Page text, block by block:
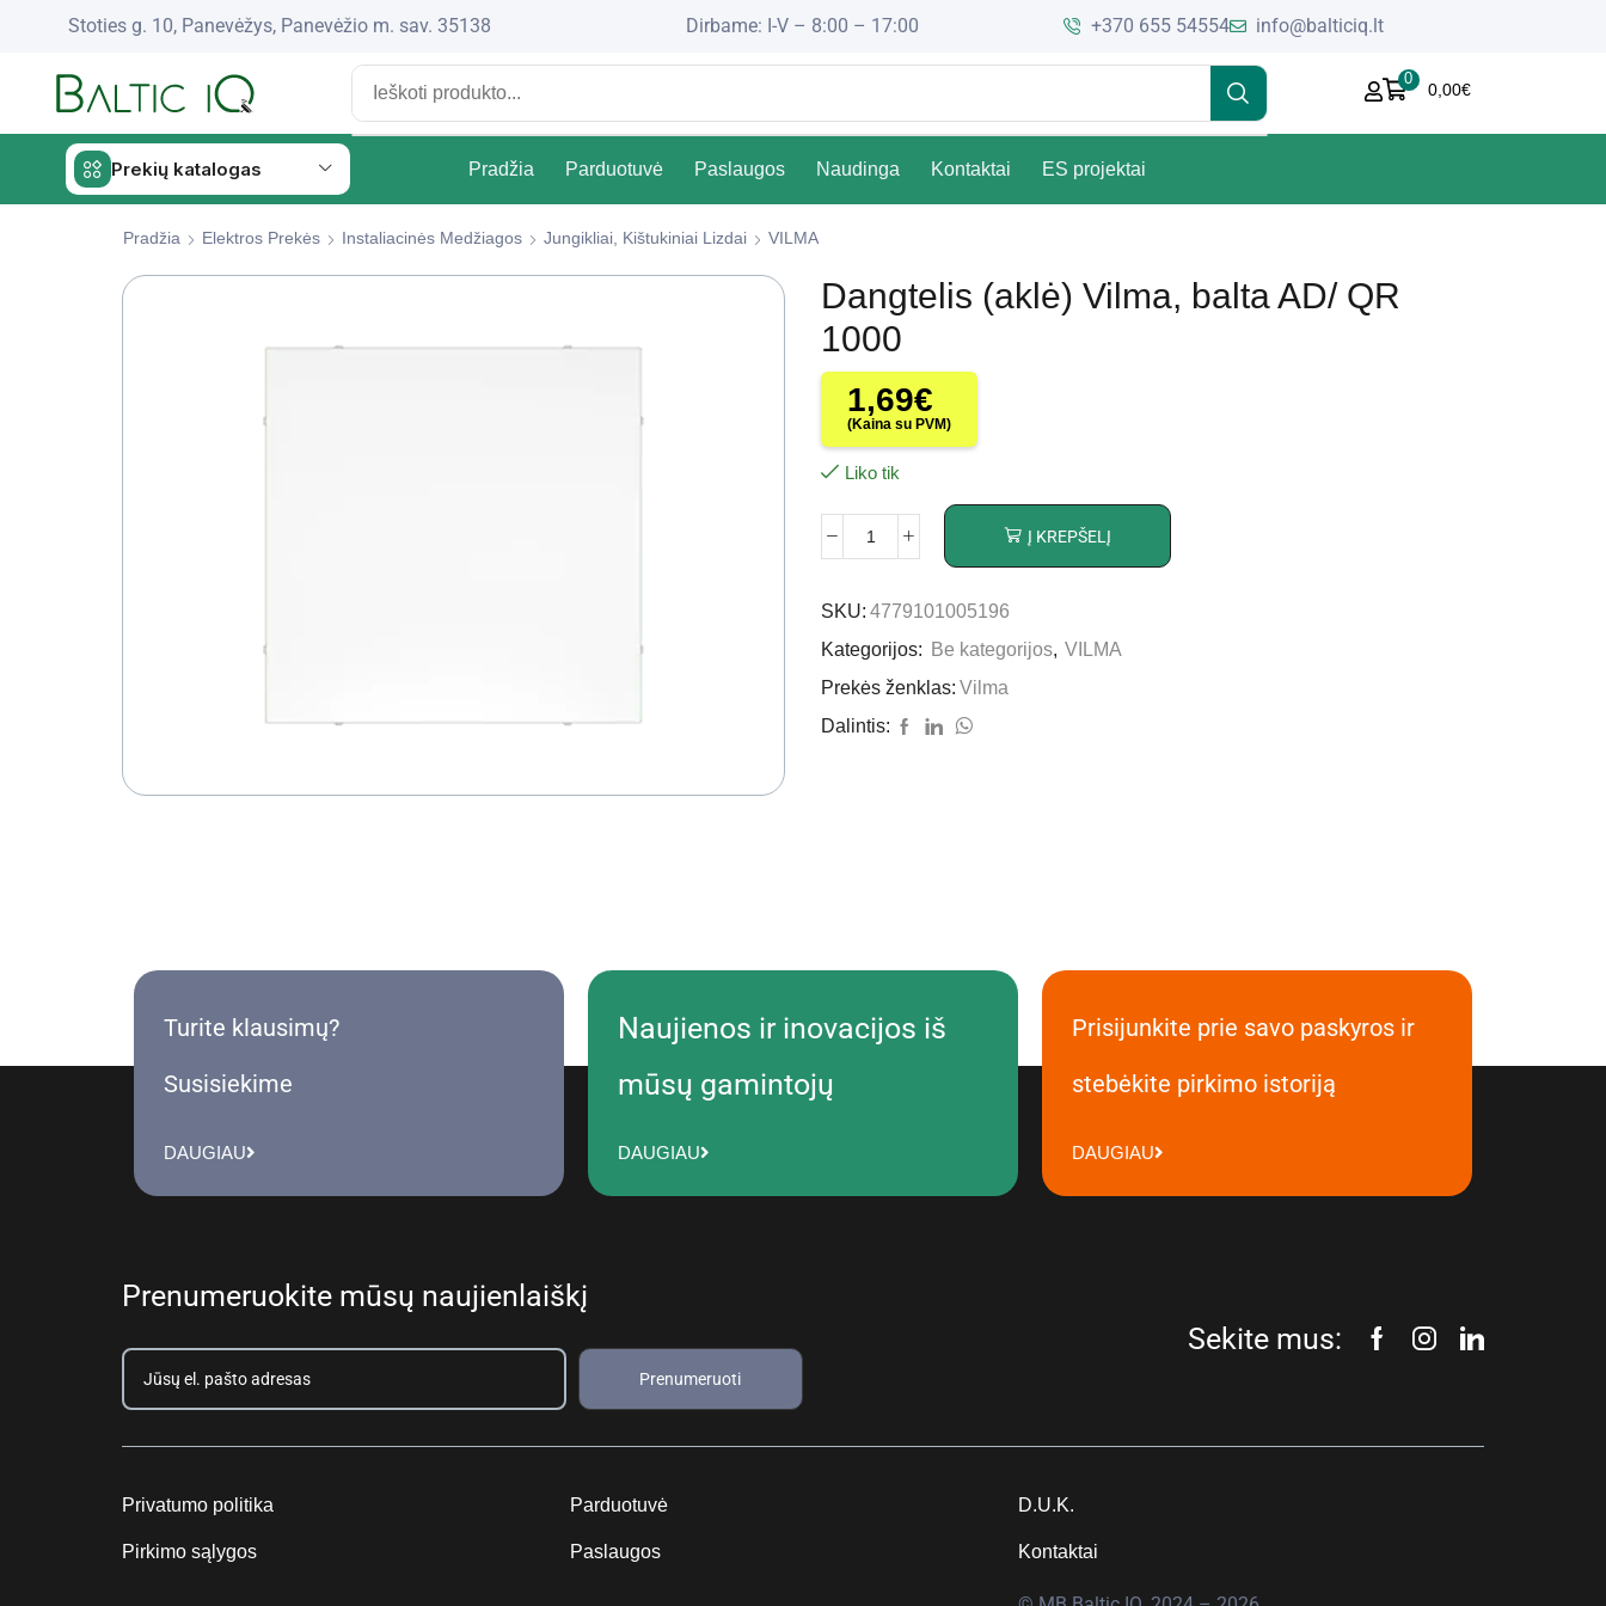
Stoties g. 10, Panevėžys, Panevėžio m. sav. 35138 Dirbame: I-V – 8:00 – 17:00 +370 655 54554 info@balticiq.lt
0
0,00€
Prekių katalogas Pradžia Parduotuvė Paslaugos Naudinga Kontaktai ES projektai
Pradžia Elektros Prekės Instaliacinės Medžiagos Jungikliai, Kištukiniai Lizdai VILMA
Dangtelis (aklė) Vilma, balta AD/ QR
1000
1,69€
(Kaina su PVM)
Liko tik
Į KREPŠELĮ
SKU: 4779101005196
Kategorijos:
Be kategorijos, VILMA
Prekės ženklas: Vilma
Dalintis:
Turite klausimų?
Susisiekime
DAUGIAU
Naujienos ir inovacijos iš
mūsų gamintojų
DAUGIAU
Prisijunkite prie savo paskyros ir
stebėkite pirkimo istoriją
DAUGIAU
Prenumeruokite mūsų naujienlaiškį
Prenumeruoti
Sekite mus:
Privatumo politika
Pirkimo sąlygos
Parduotuvė
Paslaugos
D.U.K.
Kontaktai